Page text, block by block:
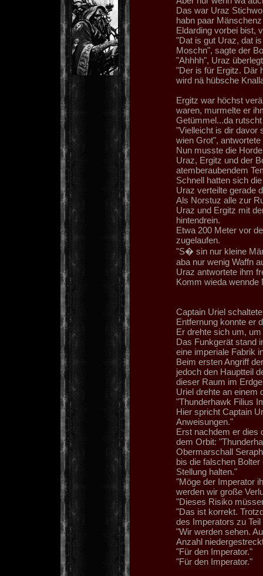
Das war Uraz
habn paar
Eldarding vorbei bist,
"Dat is gut Uraz, dat
Moschn", sagte der
"Ahhhh", Uraz
"Der is für Ergitz. Där
wird nä hübsche
Ergitz war höchst
waren, murmelte er
Getümmel...da
"Vielleicht is dir davor
wien Grot",
Nun musste die
Uraz, Ergitz und der
atemberaubendem
Schnell hatten sich
Uraz verteilte gerade
Als Norstuz alle zur
Uraz und Ergitz mit
hintendrein.
Etwa 200 Meter vor
zugelaufen.
"S� sin nur kleine
aba nur wenig Waffn
Uraz antwortete ihm
Komm wieda wennde
Captain Uriel
Entfernung konnte er
Er drehte sich um,
Das Funkgerät stand
eine imperiale Fabrik
Beim ersten Angriff
jedoch den Hauptteil
dieser Raum im
Uriel drehte an einem
"Thunderhawk Filius
Hier spricht Captain
Anweisungen."
Erst nachdem er dies
dem Orbit:
Obermarschall
bis die falschen
Stellung halten."
"Möge der Imperator
werden wir große
"Dieses Risiko
"Das ist korrekt.
des Imperators zu Teil
"Wir werden sehen.
Anzahl
"Für den Imperator."
"Für den Imperator."